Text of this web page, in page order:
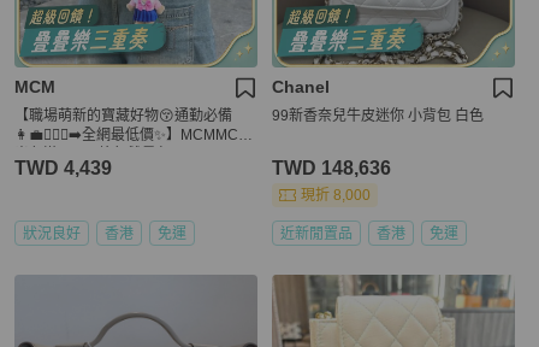
MCM
【職場萌新的寶藏好物😚通勤必備
👩‍💼🏃🏻‍♀️‍➡️全網最低價✨】MCMMCM
TWD 4,439
狀況良好 香港 免運
Chanel
99新香奈兒牛皮迷你 小背包 白色
TWD 148,636
現折 8,000
近新閒置品 香港 免運